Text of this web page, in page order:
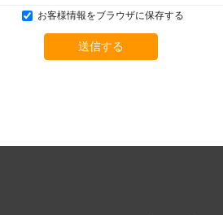
お客様情報をブラウザに保存する
送信する